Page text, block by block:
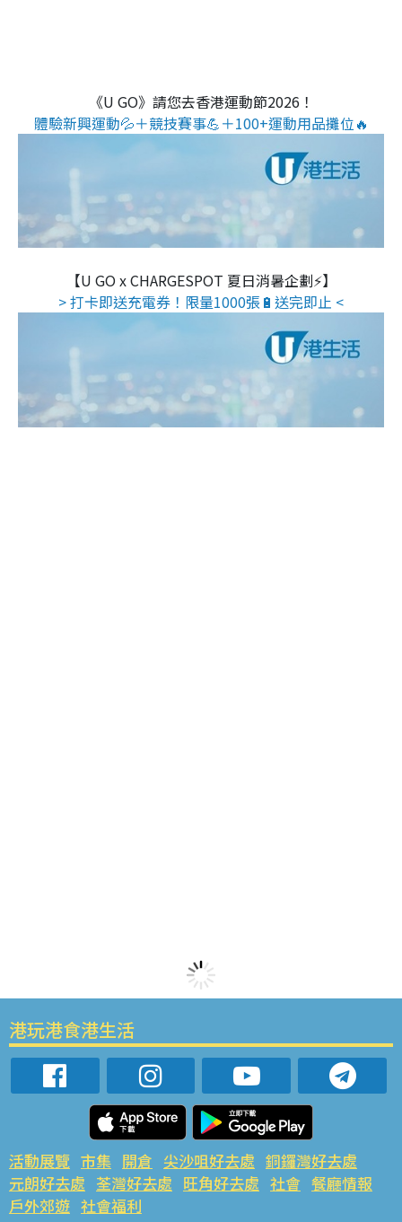
《U GO》請您去香港運動節2026！
體驗新興運動💦＋競技賽事💪＋100+運動用品攤位🔥
【U GO x CHARGESPOT 夏日消暑企劃⚡】
> 打卡即送充電券！限量1000張🔋送完即止 <
港玩港食港生活
活動展覽 市集 開倉 尖沙咀好去處 銅鑼灣好去處
元朗好去處 荃灣好去處 旺角好去處 社會 餐廳情報
戶外郊遊 社會福利